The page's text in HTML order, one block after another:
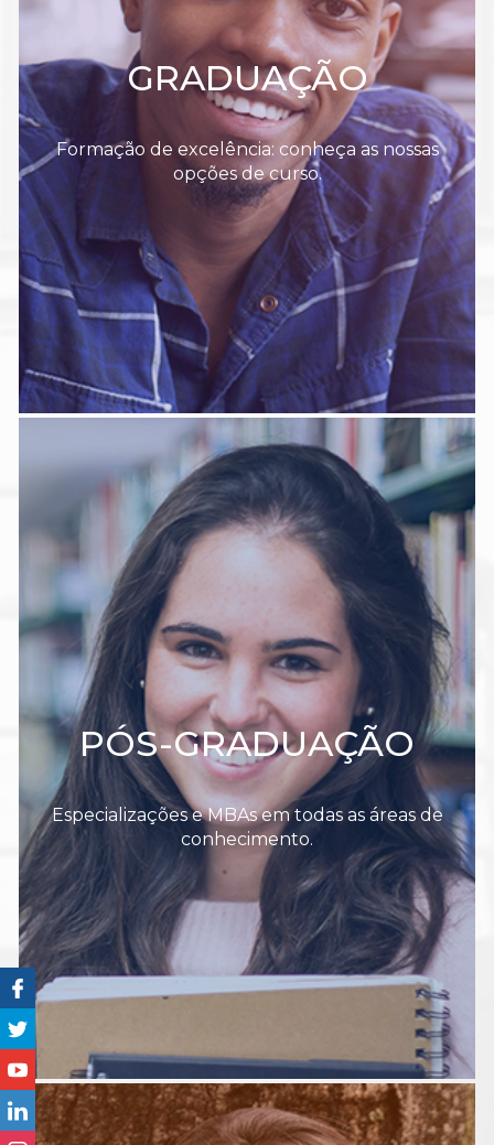
GRADUAÇÃO
Formação de excelência: conheça as nossas
opções de curso.
PÓS-GRADUAÇÃO
Especializações e MBAs em todas as áreas de
conhecimento.